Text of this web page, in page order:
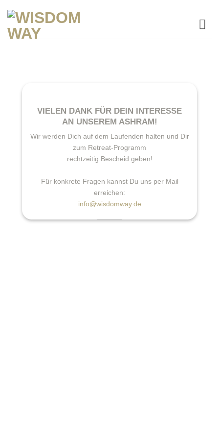
Inhalt
springen
VIELEN DANK FÜR DEIN INTERESSE
AN UNSEREM ASHRAM!
Wir werden Dich auf dem Laufenden halten und Dir
zum Retreat-Programm
rechtzeitig Bescheid geben!
Für konkrete Fragen kannst Du uns per Mail
erreichen:
info@wisdomway.de